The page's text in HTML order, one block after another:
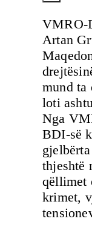
VMRO-
Artan
mund ta
loti
Nga
BDI-së
thjeshtë
qëllimet
krimet,